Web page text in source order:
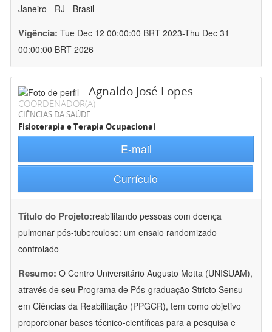
Janeiro - RJ - Brasil
Vigência: Tue Dec 12 00:00:00 BRT 2023-Thu Dec 31
00:00:00 BRT 2026
Agnaldo José Lopes
COORDENADOR(A)
CIÊNCIAS DA SAÚDE
Fisioterapia e Terapia Ocupacional
E-mail
Currículo
Título do Projeto:reabilitando pessoas com doença
pulmonar pós-tuberculose: um ensaio randomizado
controlado
Resumo: O Centro Universitário Augusto Motta (UNISUAM),
através de seu Programa de Pós-graduação Stricto Sensu
em Ciências da Reabilitação (PPGCR), tem como objetivo
proporcionar bases técnico-científicas para a pesquisa e